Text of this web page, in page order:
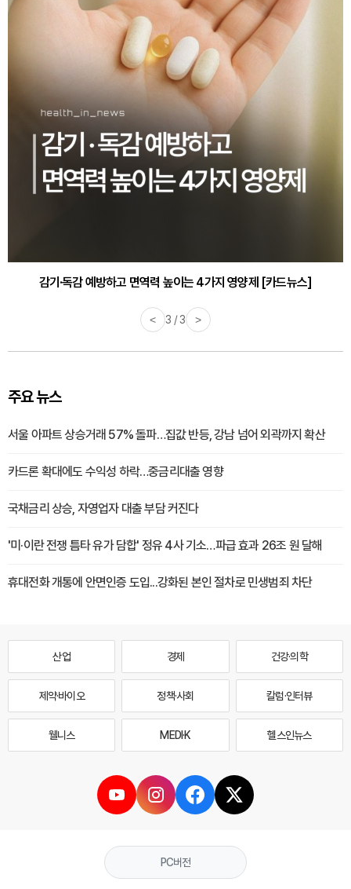
감기·독감 예방하고 면역력 높이는 4가지 영양제 [카드뉴스]
< 3 / 3 >
주요 뉴스
서울 아파트 상승거래 57% 돌파…집값 반등, 강남 넘어 외곽까지 확산
카드론 확대에도 수익성 하락…중금리대출 영향
국채금리 상승, 자영업자 대출 부담 커진다
'미·이란 전쟁 틈타 유가 담합' 정유 4사 기소…파급 효과 26조 원 달해
휴대전화 개통에 안면인증 도입...강화된 본인 절차로 민생범죄 차단
산업 경제 건강·의학
제약·바이오 정책·사회 칼럼·인터뷰
웰니스 MEDI·K 헬스인뉴스
PC버전